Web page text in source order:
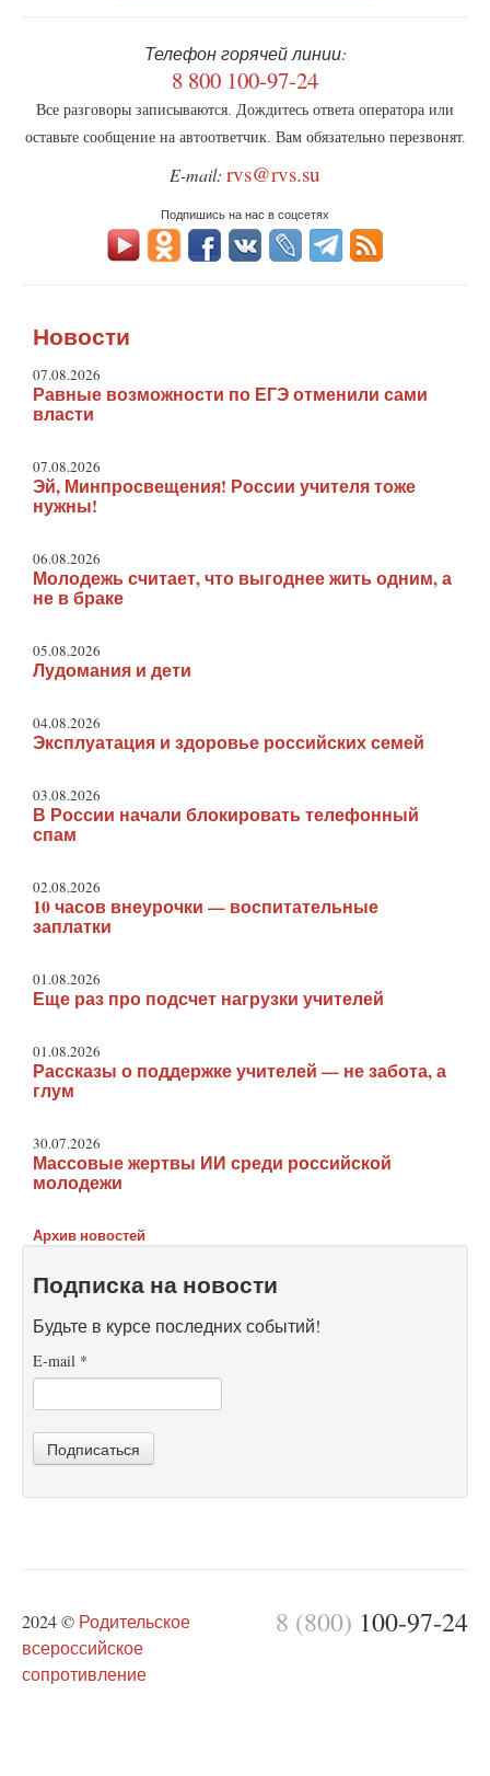
Телефон горячей линии:
8 800 100-97-24
Все разговоры записываются. Дождитесь ответа оператора или
оставьте сообщение на автоответчик. Вам обязательно перезвонят.
E-mail: rvs@rvs.su
Подпишись на нас в соцсетях
Новости
07.08.2026
Равные возможности по ЕГЭ отменили сами
власти
07.08.2026
Эй, Минпросвещения! России учителя тоже
нужны!
06.08.2026
Молодежь считает, что выгоднее жить одним, а
не в браке
05.08.2026
Лудомания и дети
04.08.2026
Эксплуатация и здоровье российских семей
03.08.2026
В России начали блокировать телефонный
спам
02.08.2026
10 часов внеурочки — воспитательные
заплатки
01.08.2026
Еще раз про подсчет нагрузки учителей
01.08.2026
Рассказы о поддержке учителей — не забота, а
глум
30.07.2026
Массовые жертвы ИИ среди российской
молодежи
Архив новостей
Подписка на новости
Будьте в курсе последних событий!
E-mail *
Подписаться
8 (800) 100-97-24
2024 © Родительское
всероссийское
сопротивление